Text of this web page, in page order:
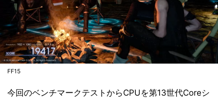
FF15
今回のベンチマークテストからCPUを第13世代Coreシ